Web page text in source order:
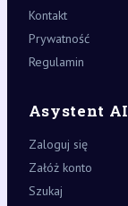
Kontakt
Prywatność
Regulamin
Asystent AI
Zaloguj się
Załóż konto
Szukaj